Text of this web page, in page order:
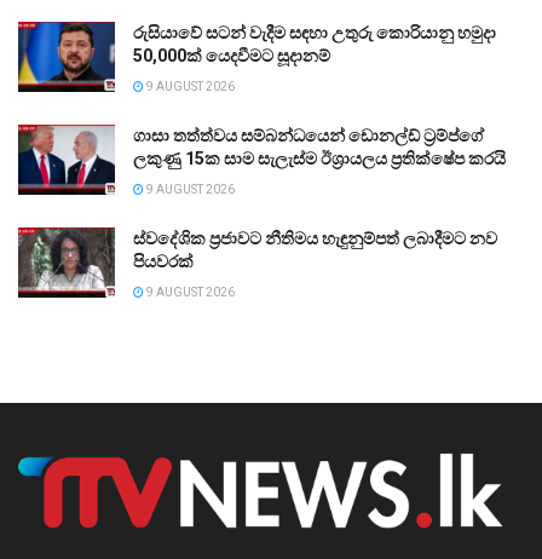
රුසියාවේ සටන් වැදීම සඳහා උතුරු කොරියානු හමුදා
50,000ක් යෙදවීමට සූදානම්
9 AUGUST 2026
ගාසා තත්ත්වය සම්බන්ධයෙන් ඩොනල්ඩ් ට්‍රම්ප්ගේ
ලකුණු 15ක සාම සැලැස්ම ඊශ්‍රායලය ප්‍රතික්ෂේප කරයි
9 AUGUST 2026
ස්වදේශික ප්‍රජාවට නීතිමය හැඳුනුම්පත් ලබාදීමට නව
පියවරක්
9 AUGUST 2026